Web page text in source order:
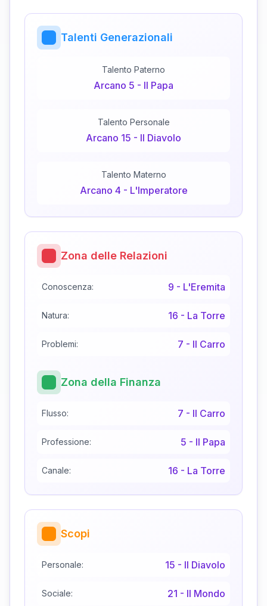
Talenti Generazionali
Talento Paterno
Arcano 5 - Il Papa
Talento Personale
Arcano 15 - Il Diavolo
Talento Materno
Arcano 4 - L'Imperatore
Zona delle Relazioni
Conoscenza: 9 - L'Eremita
Natura: 16 - La Torre
Problemi: 7 - Il Carro
Zona della Finanza
Flusso: 7 - Il Carro
Professione: 5 - Il Papa
Canale: 16 - La Torre
Scopi
Personale: 15 - Il Diavolo
Sociale: 21 - Il Mondo